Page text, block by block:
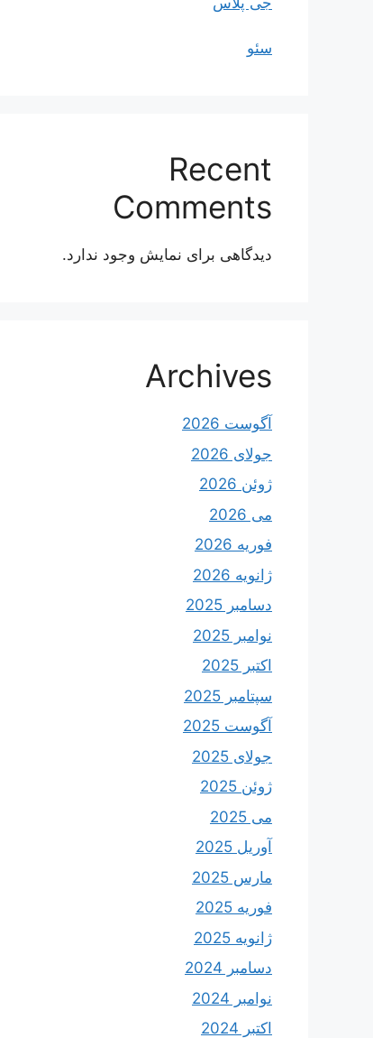
سئو
Recent
Comments
دیدگاهی برای نمایش وجود ندارد.
Archives
آگوست 2026
جولای 2026
ژوئن 2026
می 2026
فوریه 2026
ژانویه 2026
دسامبر 2025
نوامبر 2025
اکتبر 2025
سپتامبر 2025
آگوست 2025
جولای 2025
ژوئن 2025
می 2025
آوریل 2025
مارس 2025
فوریه 2025
ژانویه 2025
دسامبر 2024
نوامبر 2024
اکتبر 2024